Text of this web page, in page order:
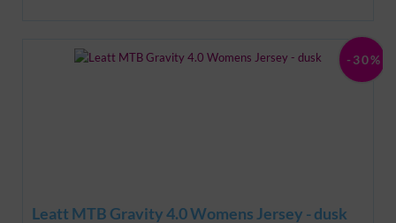
Leatt MTB Gravity 4.0 Womens Jersey - dusk
-30%